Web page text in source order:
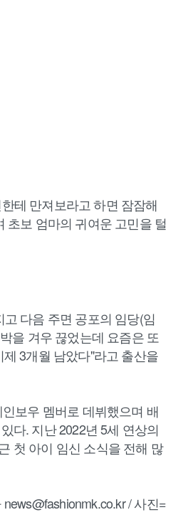
테 만져보라고 하면 잠잠해
초보 엄마의 귀여운 고민을 털
다음 주면 공포의 임당(임
을 겨우 끊었는데 요즘은 또
3개월 남았다"라고 출산을
보우 멤버로 데뷔했으며 배
다. 지난 2022년 5세 연상의
첫 아이 임신 소식을 전해 많
/ 사진=